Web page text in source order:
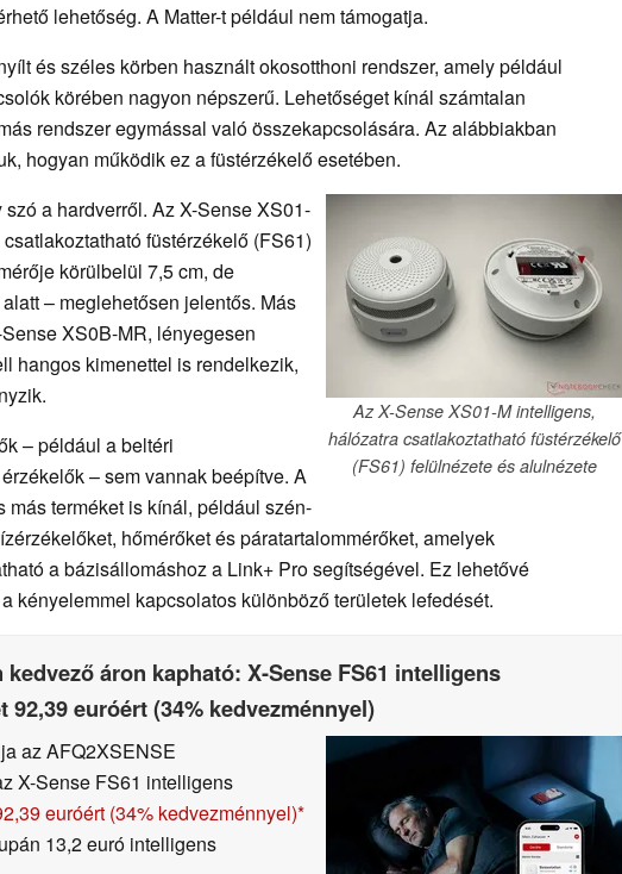
lehetőség. A Matter-t például nem támogatja.
és széles körben használt okosotthoni rendszer, amely például
körében nagyon népszerű. Lehetőséget kínál számtalan
rendszer egymással való összekapcsolására. Az alábbiakban
hogyan működik ez a füstérzékelő esetében.
Az X-Sense XS01-M intelligens,
hálózatra csatlakoztatható füstérzékelő
(FS61) felülnézete és alulnézete
a hardverről. Az X-Sense XS01-
füstérzékelő (FS61)
körülbelül 7,5 cm, de
– meglehetősen jelentős. Más
XS0B-MR, lényegesen
hangos kimenettel is rendelkezik,
– például a beltéri
– sem vannak beépítve. A
más terméket is kínál, például szén-
hőmérőket és páratartalommérőket, amelyek
a bázisállomáshoz a Link+ Pro segítségével. Ez lehetővé
kényelemmel kapcsolatos különböző területek lefedését.
áron kapható: X-Sense FS61 intelligens
92,39 euróért (34% kedvezménnyel)
az AFQ2XSENSE
X-Sense FS61 intelligens
euróért (34% kedvezménnyel)
13,2 euró intelligens